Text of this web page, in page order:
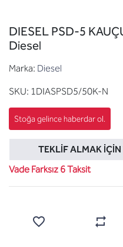
DIESEL PSD-5
Diesel
Marka: Diesel
SKU: 1DIASPSD5/50K-N
TEKLIF ALMAK
Vade Farksız 6 Taksit